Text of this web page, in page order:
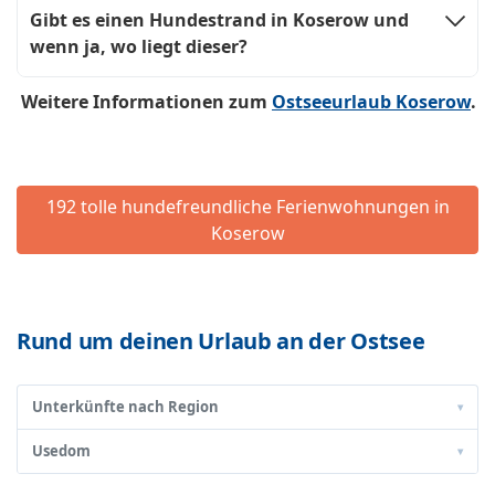
Gibt es einen Hundestrand in Koserow und
wenn ja, wo liegt dieser?
Weitere Informationen zum Ostseeurlaub Koserow.
192 tolle hundefreundliche Ferienwohnungen in
Koserow
Rund um deinen Urlaub an der Ostsee
Unterkünfte nach Region ▾
Usedom ▾